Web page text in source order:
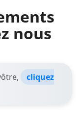
nous
cliquez